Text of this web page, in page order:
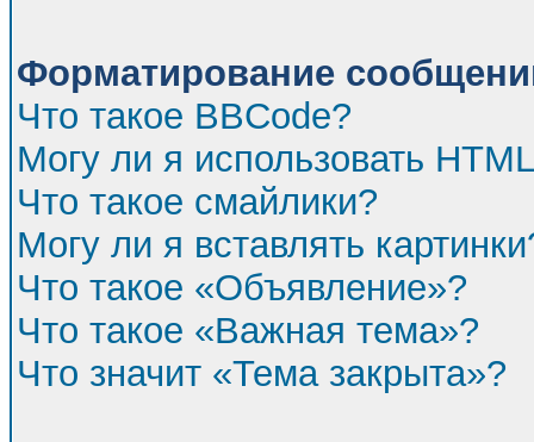
Форматирование
Что такое BBCode?
Могу ли я использовать
Что такое смайлики?
Могу ли я вставлять
Что такое «Объявление»?
Что такое «Важная тема»?
Что значит «Тема закрыта»?